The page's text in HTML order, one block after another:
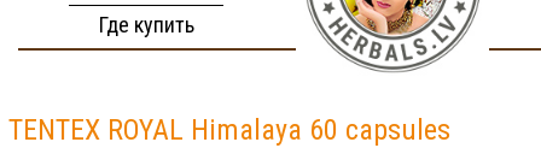
Где купить
TENTEX ROYAL Himalaya 60 capsules